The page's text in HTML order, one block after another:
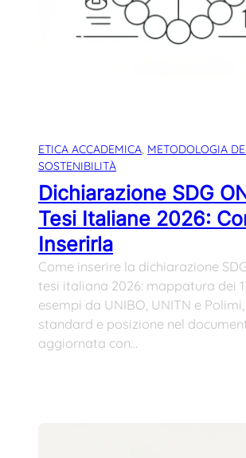
ETICA ACCADEMICA, METODOLOGIA
SOSTENIBILITÀ
Dichiarazione SDG
Tesi Italiane 2026:
Inserirla
Come inserire la dichiarazione
tesi italiana 2026: mappatura dei
esempi da UNIBO, UNITN e
standard e posizione nel
aggiornata con…